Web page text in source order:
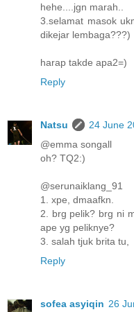
hehe....jgn marah..
3.selamat masok
dikejar lembaga???)
harap takde apa2=)
Reply
Natsu
24 June
@emma songall
oh? TQ2:)
@serunaiklang_91
1. xpe, dmaafkn.
2. brg pelik? brg ni
ape yg peliknye?
3. salah tjuk brita tu,
Reply
sofea asyiqin 26